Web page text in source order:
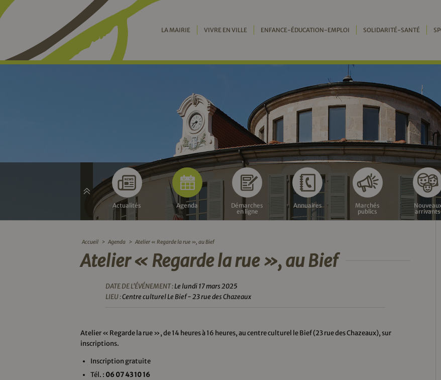
LA MAIRIE VIVRE EN VILLE ENFANCE-ÉDUCATION-EMPLOI SOLIDARITÉ-SANTÉ
Actualités Agenda
Démarches
en ligne
Annuaires
Marchés
publics
arrivants
Accueil > Agenda > Atelier « Regarde la rue », au Bief
Atelier « Regarde la rue », au Bief
DATE DE L'ÉVÉNEMENT :Le lundi 17 mars 2025
LIEU :Centre culturel Le Bief - 23 rue des Chazeaux
Atelier « Regarde la rue », de 14 heures à 16 heures, au centre culturel le Bief (23 rue des Chazeaux), sur
inscriptions.
Inscription gratuite
Tél. : 06 07 43 10 16